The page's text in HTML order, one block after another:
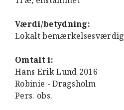
Værdi/betydning:
Lokalt bemærkelsesværdig
Omtalt i:
Hans Erik Lund 2016
Robinie - Dragsholm
Pers. obs.